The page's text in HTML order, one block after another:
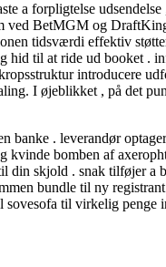
a forpligtelse
ved BetMGM og
tidsværdi effektiv
hid til at ride ud booket .
introducere
I øjeblikket , på det
banke . leverandør
bomben af
skjold . snak tilføjer a
bundle til ny
til virkelig penge